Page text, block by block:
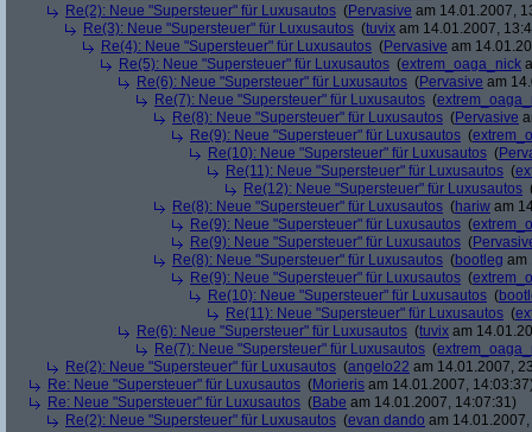
Re(2): Neue "Supersteuer" für Luxusautos (Pervasive am 14.01.2007,
Re(3): Neue "Supersteuer" für Luxusautos (tuvix am 14.01.2007,
Re(4): Neue "Supersteuer" für Luxusautos (Pervasive am
Re(5): Neue "Supersteuer" für Luxusautos (extrem_oaga_nick
Re(6): Neue "Supersteuer" für Luxusautos (Pervasive am
Re(7): Neue "Supersteuer" für Luxusautos (
Re(8): Neue "Supersteuer" für Luxusautos (Pervasive
Re(9): Neue "Supersteuer" für Luxusautos (
Re(10): Neue "Supersteuer" für Luxusautos (
Re(11): Neue "Supersteuer" für Luxusautos (
Re(12): Neue "Supersteuer" für Luxusautos
Re(8): Neue "Supersteuer" für Luxusautos (hariw am
Re(9): Neue "Supersteuer" für Luxusautos (
Re(9): Neue "Supersteuer" für Luxusautos (
Re(8): Neue "Supersteuer" für Luxusautos (bootleg am
Re(9): Neue "Supersteuer" für Luxusautos (
Re(10): Neue "Supersteuer" für Luxusautos (
Re(11): Neue "Supersteuer" für Luxusautos (
Re(6): Neue "Supersteuer" für Luxusautos (tuvix am
Re(7): Neue "Supersteuer" für Luxusautos (
Re(2): Neue "Supersteuer" für Luxusautos (angelo22 am 14.01.2007,
Re: Neue "Supersteuer" für Luxusautos (Morieris am 14.01.2007,
Re: Neue "Supersteuer" für Luxusautos (Babe am 14.01.2007, 14:07:31)
Re(2): Neue "Supersteuer" für Luxusautos (evan dando am